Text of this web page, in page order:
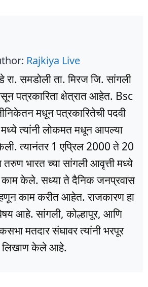
Rajkiya Live
समडोली ता. मिरज जि. सांगली
पत्रकारिता क्षेत्रात आहेत. Bsc
मधून पत्रकारितेची पदवी
त्यांनी लोकमत मधून आपल्या
त्यानंतर 1 एप्रिल 2000 ते 20
भारत च्या सांगली आवृत्ती मध्ये
काम केले. सध्या ते दैनिक जनप्रवास
काम करीत आहेत. राजकारण हा
आहे. सांगली, कोल्हापूर, आणि
मतदार संघावर त्यांनी भरपूर
लिखाण केले आहे.